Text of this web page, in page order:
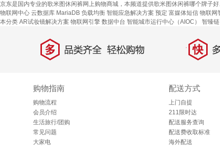
京东是国内专业的歌米图休闲裤网上购物商城，本频道提供歌米图休闲裤哪个牌子
物联网中心 云数据库 MariaDB 负载均衡 智能应急解决方案 预定 富媒体短信 物联网
本分类 AR试妆镜解决方案 物联网引擎 数据中台 智能城市运行中心（AIOC） 智臻
多 品类齐全，轻松购物 快 多
购物指南
购物流程
会员介绍
生活旅行/团购
常见问题
大家电
配送方式
上门自提
211限时达
配送服务查询
配送费收取标准
海外配送